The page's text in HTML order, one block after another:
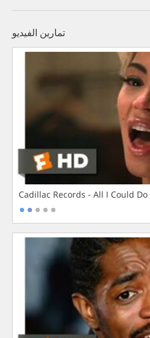
تمارين الفيديو
Cadillac Records - All I Could Do